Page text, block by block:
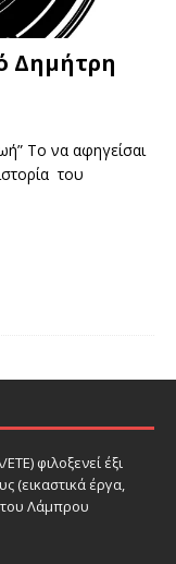
Δημήτρη
Το να αφηγείσαι
του
φιλοξενεί έξι
(εικαστικά έργα,
του Λάμπρου